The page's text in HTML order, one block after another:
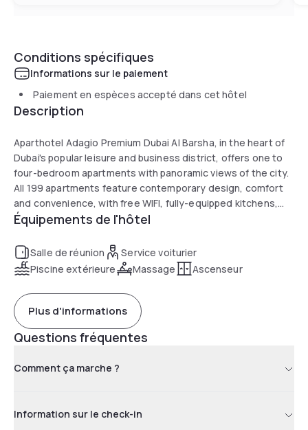
Conditions spécifiques
Informations sur le paiement
Paiement en espèces accepté dans cet hôtel
Description
Aparthotel Adagio Premium Dubai Al Barsha, in the heart of
Dubai's popular leisure and business district, offers one to
four-bedroom apartments with panoramic views of the city.
All 199 apartments feature contemporary design, comfort
and convenience, with free WIFI, fully-equipped kitchens,
and laundry facilities. At the adjacent Novotel al Barsha,
fitness centre, pool, and meeting rooms. The Mashreq
Metro Station is less than 3 minutes away.
Équipements de l'hôtel
Salle de réunion
Service voiturier
Piscine extérieure
Massage Ascenseur
Plus d'informations
Questions fréquentes
Comment ça marche ?
Information sur le check-in